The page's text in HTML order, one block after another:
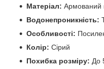
Матеріал: Армований
Водонепроникність:
Особливості:
Колір: Сірий
Похибка розміру: До